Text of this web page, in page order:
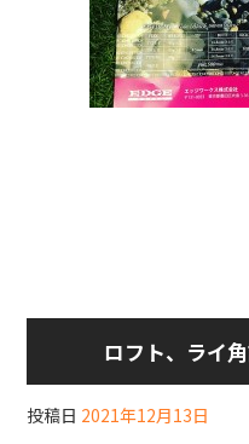
ロフト、ライ
投稿日 2021年12月13日